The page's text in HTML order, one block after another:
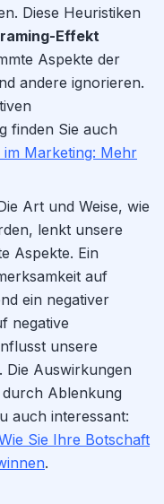
Diese Heuristiken
Effekt
Aspekte der
andere ignorieren.
finden Sie auch
Marketing: Mehr
Art und Weise, wie
lenkt unsere
Aspekte. Ein
auf
ein negativer
negative
unsere
Die Auswirkungen
Ablenkung
auch interessant:
Sie Ihre Botschaft
.